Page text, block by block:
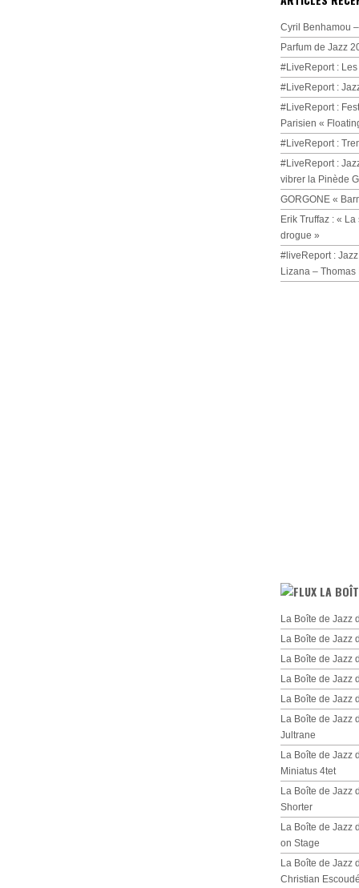
Cyril Benhamou
Parfum de Jazz
#LiveReport :
#LiveReport :
#LiveReport :
Parisien «
#LiveReport :
#LiveReport :
vibrer la Pinède
GORGONE «
Erik Truffaz : «
drogue »
#liveReport :
Lizana –
LA
La Boîte de Jazz
La Boîte de Jazz
La Boîte de Jazz
La Boîte de Jazz
La Boîte de Jazz
La Boîte de Jazz
Jultrane
La Boîte de Jazz
Miniatus 4tet
La Boîte de Jazz
Shorter
La Boîte de Jazz
on Stage
La Boîte de Jazz
Christian